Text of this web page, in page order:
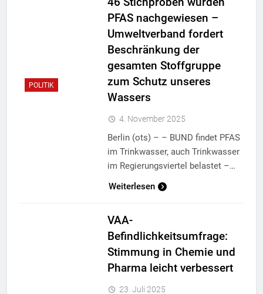
POLITIK
PFAS nachgewiesen –
Umweltverband fordert
Beschränkung der
gesamten Stoffgruppe
zum Schutz unseres
Wassers
4. November 2025
Berlin (ots) – – BUND findet PFAS
im Trinkwasser, auch Trinkwasser
im Regierungsviertel belastet –…
Weiterlesen
VAA-
Befindlichkeitsumfrage:
Stimmung in Chemie und
Pharma leicht verbessert
23. Juli 2025